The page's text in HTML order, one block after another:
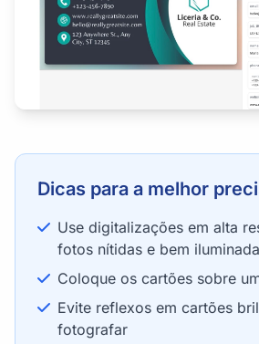
Dicas para a melhor
Use digitalizações em alta
fotos nítidas e bem
Coloque os cartões sobre
Evite reflexos em cartões
fotografar